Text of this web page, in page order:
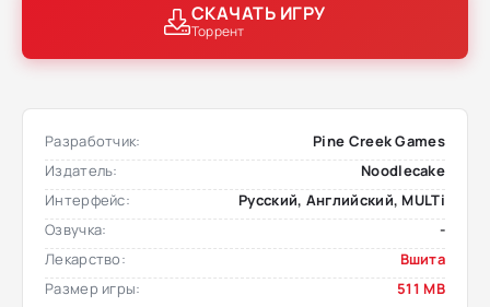
СКАЧАТЬ ИГРУ
Торрент
Разработчик:
Pine Creek Games
Издатель:
Noodlecake
Интерфейс:
Русский, Английский, MULTi
Озвучка:
-
Лекарство:
Вшита
Размер игры:
511 MB